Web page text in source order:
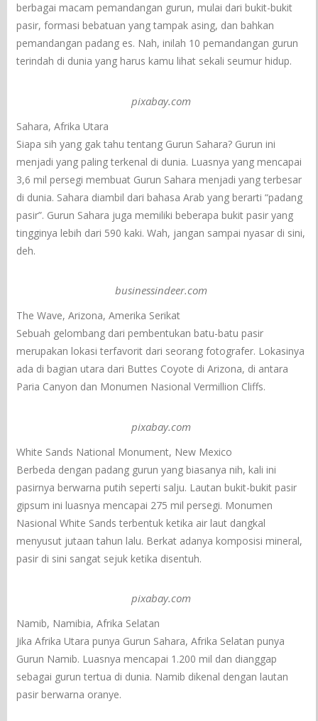
berbagai macam pemandangan gurun, mulai dari bukit-bukit
pasir, formasi bebatuan yang tampak asing, dan bahkan
pemandangan padang es. Nah, inilah 10 pemandangan gurun
terindah di dunia yang harus kamu lihat sekali seumur hidup.
pixabay.com
Sahara, Afrika Utara
Siapa sih yang gak tahu tentang Gurun Sahara? Gurun ini
menjadi yang paling terkenal di dunia. Luasnya yang mencapai
3,6 mil persegi membuat Gurun Sahara menjadi yang terbesar
di dunia. Sahara diambil dari bahasa Arab yang berarti “padang
pasir”. Gurun Sahara juga memiliki beberapa bukit pasir yang
tingginya lebih dari 590 kaki. Wah, jangan sampai nyasar di sini,
deh.
businessindeer.com
The Wave, Arizona, Amerika Serikat
Sebuah gelombang dari pembentukan batu-batu pasir
merupakan lokasi terfavorit dari seorang fotografer. Lokasinya
ada di bagian utara dari Buttes Coyote di Arizona, di antara
Paria Canyon dan Monumen Nasional Vermillion Cliffs.
pixabay.com
White Sands National Monument, New Mexico
Berbeda dengan padang gurun yang biasanya nih, kali ini
pasirnya berwarna putih seperti salju. Lautan bukit-bukit pasir
gipsum ini luasnya mencapai 275 mil persegi. Monumen
Nasional White Sands terbentuk ketika air laut dangkal
menyusut jutaan tahun lalu. Berkat adanya komposisi mineral,
pasir di sini sangat sejuk ketika disentuh.
pixabay.com
Namib, Namibia, Afrika Selatan
Jika Afrika Utara punya Gurun Sahara, Afrika Selatan punya
Gurun Namib. Luasnya mencapai 1.200 mil dan dianggap
sebagai gurun tertua di dunia. Namib dikenal dengan lautan
pasir berwarna oranye.